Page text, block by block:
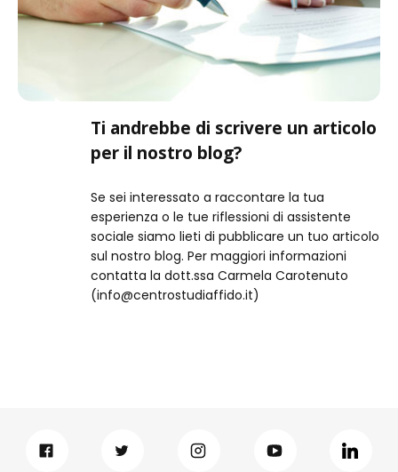
Ti andrebbe di scrivere un articolo
per il nostro blog?
Se sei interessato a raccontare la tua
esperienza o le tue riflessioni di assistente
sociale siamo lieti di pubblicare un tuo articolo
sul nostro blog. Per maggiori informazioni
contatta la dott.ssa Carmela Carotenuto
(info@centrostudiaffido.it)